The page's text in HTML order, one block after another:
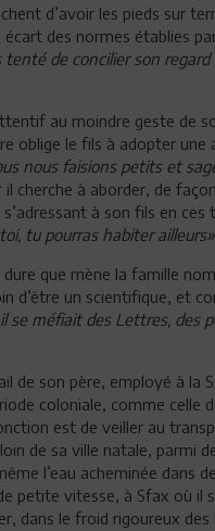
d’avoir les pieds sur
des normes établies
tenté de concilier son regard
au moindre geste de
oblige le fils à adopter une
nous faisions petits et
cherche à aborder, de
à son fils en ces
tu pourras habiter ailleurs»
que mène la famille
d’être un scientifique, et
se méfiait des Lettres, des
de son père, employé à la
coloniale, comme celle
est de veiller au
de sa ville natale, parmi
l’eau acheminée dans
petite vitesse, à Sfax où il
dans le froid rigoureux des